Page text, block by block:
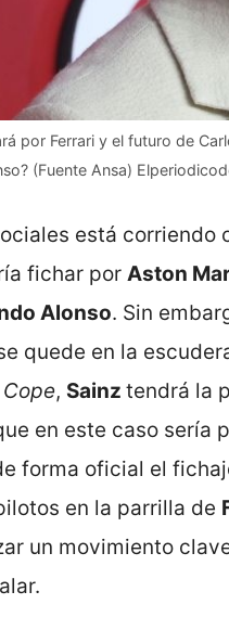
por Ferrari y el futuro de
(Fuente Ansa)
está corriendo
fichar por Aston
Alonso. Sin
quede en la
, Sainz tendrá la
en este caso sería
forma oficial el
en la parrilla de
un movimiento